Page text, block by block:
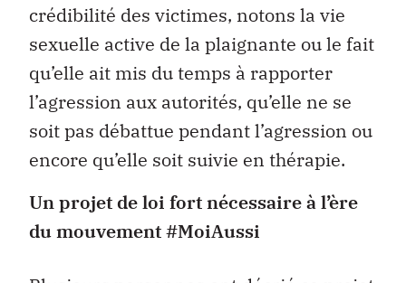
crédibilité des victimes, notons la vie
sexuelle active de la plaignante ou le fait
qu’elle ait mis du temps à rapporter
l’agression aux autorités, qu’elle ne se
soit pas débattue pendant l’agression ou
encore qu’elle soit suivie en thérapie.
Un projet de loi fort nécessaire à l’ère
du mouvement #MoiAussi